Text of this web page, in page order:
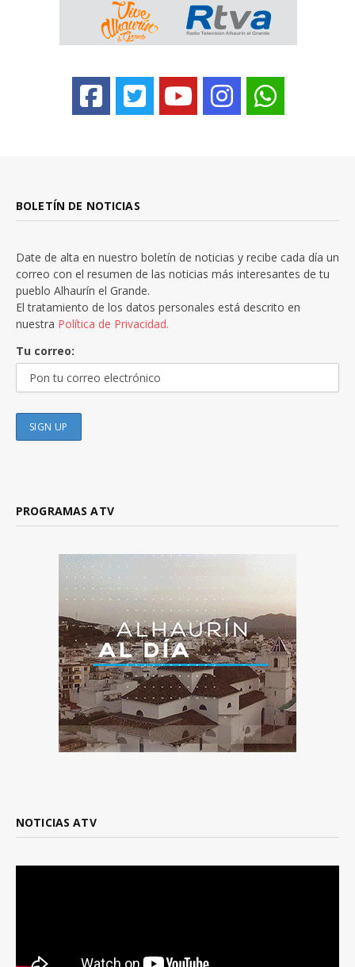
BOLETÍN DE NOTICIAS
Date de alta en nuestro boletín de noticias y recibe cada día un
correo con el resumen de las noticias más interesantes de tu
pueblo Alhaurín el Grande.
El tratamiento de los datos personales está descrito en
nuestra Política de Privacidad.
Tu correo:
PROGRAMAS ATV
NOTICIAS ATV